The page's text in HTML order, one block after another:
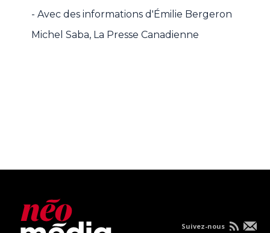
- Avec des informations d'Émilie Bergeron
Michel Saba, La Presse Canadienne
Suivez-nous